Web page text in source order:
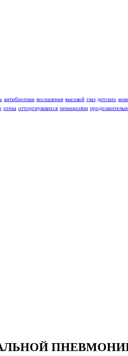
антибиотики воспаления высокой глаз детских
отека отторгнувшихся пенициллин